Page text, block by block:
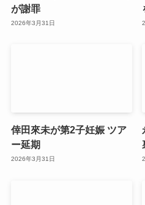
が謝罪
2026年3月31日
倖田來未が第2子妊娠 ツア
ー延期
2026年3月31日